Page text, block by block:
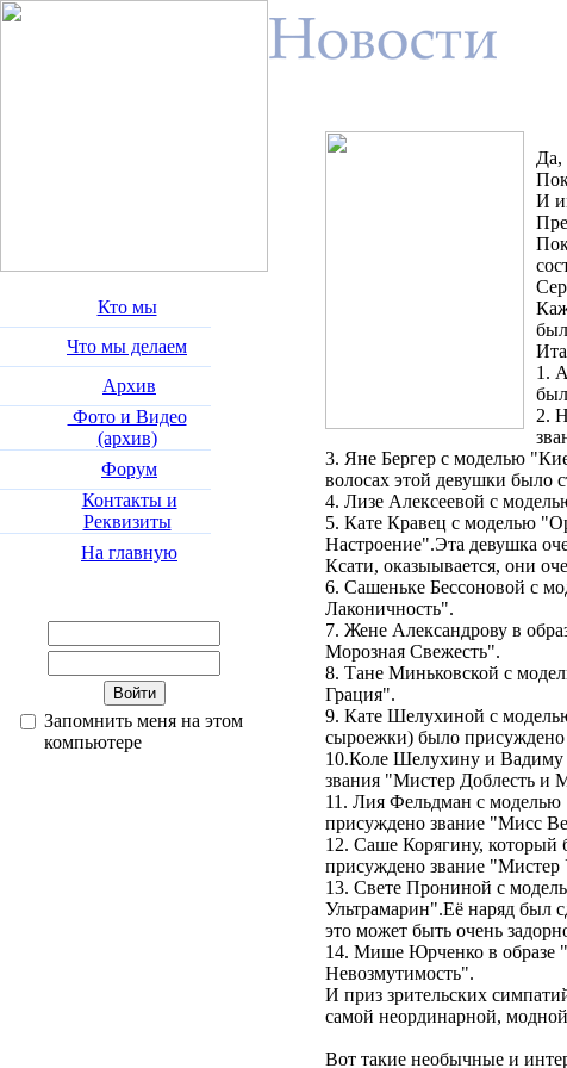
Кто мы
Что мы делаем
Архив
Фото и Видео
(архив)
Форум
Контакты и
Реквизиты
На главную
Запомнить меня на этом
компьютере
Да,
И
1.
2.
3. Яне Бергер с моделью
волосах этой девушки было
4. Лизе Алексеевой с
5. Кате Кравец с моделью
Настроение".Эта девушка
Ксати, оказыывается, они
6. Сашеньке Бессоновой с
Лаконичность".
7. Жене Александрову в
Морозная Свежесть".
8. Тане Миньковской с
Грация".
9. Кате Шелухиной с
сыроежки) было
10.Коле Шелухину и Вадиму
звания "Мистер Доблесть и
11. Лия Фельдман с моделью
присуждено звание "Мисс
12. Саше Корягину, который
присуждено звание
13. Свете Прониной с
Ультрамарин".Её наряд был
это может быть очень
14. Мише Юрченко в образе
Невозмутимость".
И приз зрительских
самой неординарной,
Вот такие необычные и